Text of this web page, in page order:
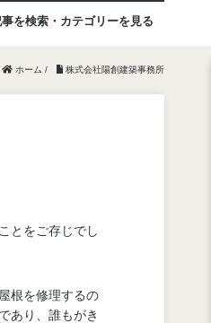
を検索・カテゴリーを見る
ホーム / 株式会社陽創建築事務所
とをご存じでし
根を修理するの
あり、誰もがき